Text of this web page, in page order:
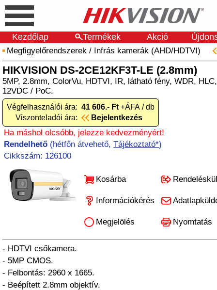
Kezdőlap Termékek Akció
Megfigyelőrendszerek / Infrás kamerák (AHD/HDTVI)
HIKVISION DS-2CE12KF3T-LE (2.8mm)
5MP, 2.8mm, ColorVu, HDTVI, IR, látható fény, WDR,
12VDC / PoC.
Végfelhasználói ára: 41 606.- Ft +ÁFA / db
Viszonteladói ára:
Bejelentkezés
Ha máshol olcsóbb, jelezze kedvezményért!
Rendelhető (hétfőn átvehető, Tájékoztató*)
Cikkszám: 126100
Kosárba
Információkérés
Megjelölés Nyomtatás
- HDTVI csőkamera.
- 5MP CMOS.
- Felbontás: 2960 x 1665.
- Beépített 2.8mm objektív.